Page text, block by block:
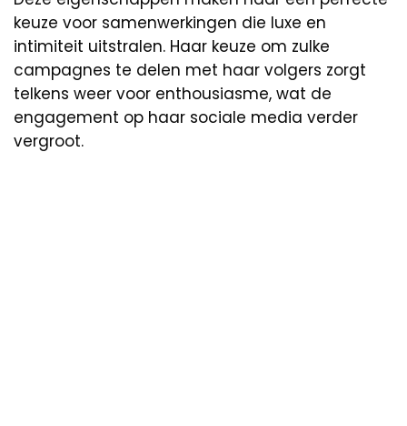
keuze voor samenwerkingen die luxe en
intimiteit uitstralen. Haar keuze om zulke
campagnes te delen met haar volgers zorgt
telkens weer voor enthousiasme, wat de
engagement op haar sociale media verder
vergroot.